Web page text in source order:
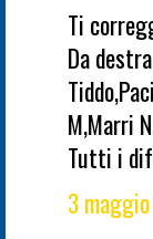
Ti
Da
M,Marri
Tutti i
3